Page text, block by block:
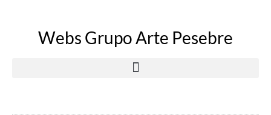
Webs Grupo Arte Pesebre